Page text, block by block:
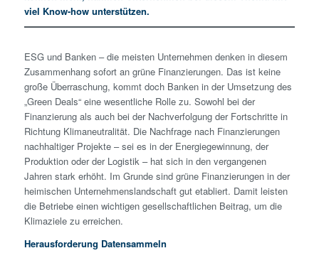
viel Know-how unterstützen.
ESG und Banken – die meisten Unternehmen denken in diesem
Zusammenhang sofort an grüne Finanzierungen. Das ist keine
große Überraschung, kommt doch Banken in der Umsetzung des
„Green Deals“ eine wesentliche Rolle zu. Sowohl bei der
Finanzierung als auch bei der Nachverfolgung der Fortschritte in
Richtung Klimaneutralität. Die Nachfrage nach Finanzierungen
nachhaltiger Projekte – sei es in der Energiegewinnung, der
Produktion oder der Logistik – hat sich in den vergangenen
Jahren stark erhöht. Im Grunde sind grüne Finanzierungen in der
heimischen Unternehmenslandschaft gut etabliert. Damit leisten
die Betriebe einen wichtigen gesellschaftlichen Beitrag, um die
Klimaziele zu erreichen.
Herausforderung Datensammeln